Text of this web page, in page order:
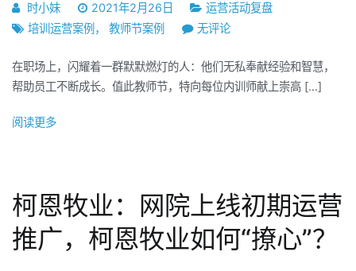
胜
江
（上
篇）
时小妹 2021年2月26日
运营活动复盘
培训运营案例 ， 教师节案例
致
教
师
师，
各
家
无评论
在职场上，闪耀着一群默默燃灯的人：他们无私奉献经验和智慧，
帮助员工不断成长。值此教师节，特向每位内训师献上崇高 […]
阅读更多
柯恩牧业：网院上线初期运营
推广，柯恩牧业如何“撩心”？